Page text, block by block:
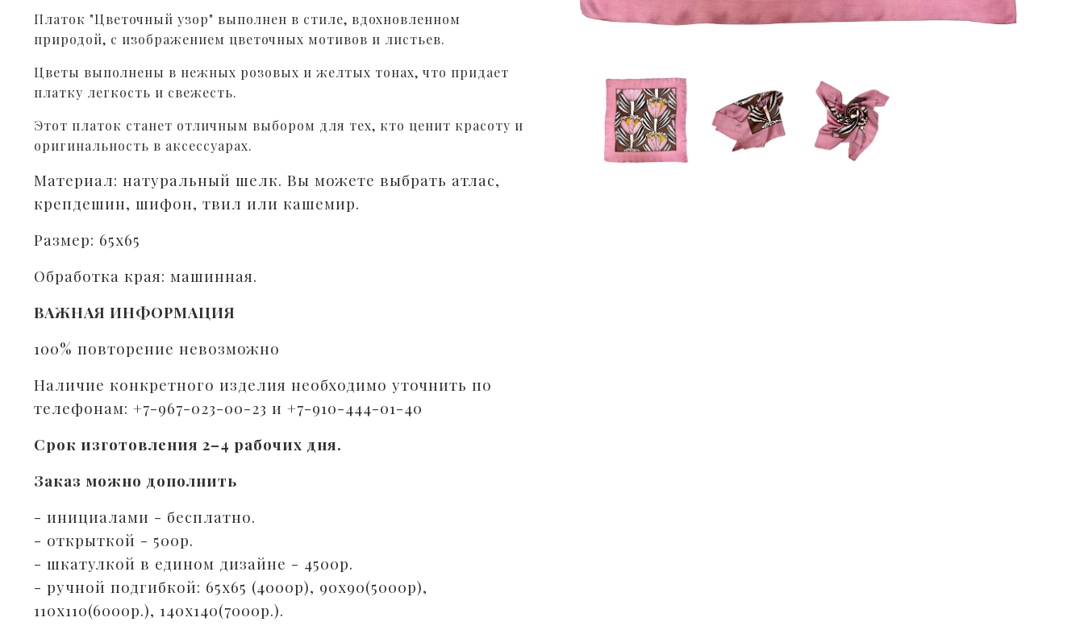
Платок "Цветочный узор" выполнен в стиле, вдохновленном
природой, с изображением цветочных мотивов и листьев.
Цветы выполнены в нежных розовых и желтых тонах, что придает
платку легкость и свежесть.
Этот платок станет отличным выбором для тех, кто ценит красоту и
оригинальность в аксессуарах.
Материал: натуральный шелк. Вы можете выбрать атлас,
крепдешин, шифон, твил или кашемир.
Размер: 65х65
Обработка края: машинная.
ВАЖНАЯ ИНФОРМАЦИЯ
100% повторение невозможно
Наличие конкретного изделия необходимо уточнить по
телефонам: +7-967-023-00-23 и +7-910-444-01-40
Срок изготовления 2–4 рабочих дня.
Заказ можно дополнить
- инициалами - бесплатно.⠀
- открыткой - 500р. ⠀
- шкатулкой в едином дизайне - 4500р.
- ручной подгибкой: 65х65 (4000р), 90х90(5000р),
110х110(6000р.), 140х140(7000р.).⠀